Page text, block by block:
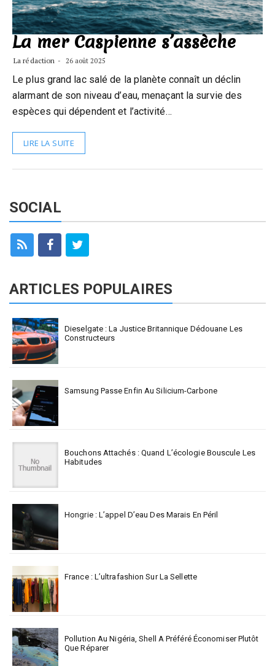
La mer Caspienne s’assèche
La rédaction 26 août 2025
Le plus grand lac salé de la planète connaît un déclin
alarmant de son niveau d’eau, menaçant la survie des
espèces qui dépendent et l’activité…
LIRE LA SUITE
SOCIAL
ARTICLES POPULAIRES
Dieselgate : La Justice Britannique Dédouane Les
Constructeurs
Samsung Passe Enfin Au Silicium-Carbone
Bouchons Attachés : Quand L’écologie Bouscule Les
Habitudes
Hongrie : L’appel D’eau Des Marais En Péril
France : L’ultrafashion Sur La Sellette
Pollution Au Nigéria, Shell A Préféré Économiser Plutôt
Que Réparer